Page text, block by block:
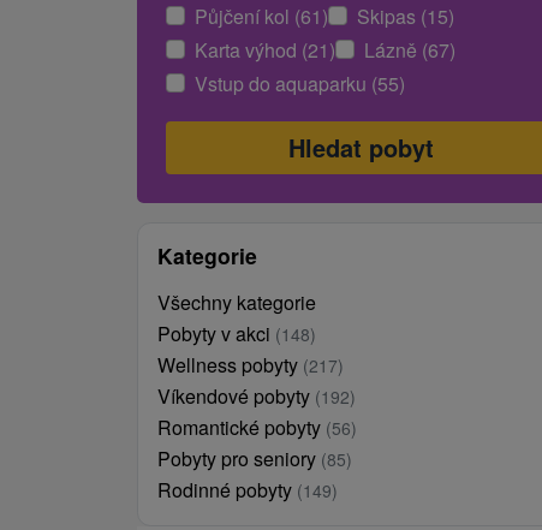
Půjčení kol (61)
Skipas (15)
Karta výhod (21)
Lázně (67)
Vstup do aquaparku (55)
Kategorie
Všechny kategorie
Pobyty v akci (148)
Wellness pobyty (217)
Víkendové pobyty (192)
Romantické pobyty (56)
Pobyty pro seniory (85)
Rodinné pobyty (149)